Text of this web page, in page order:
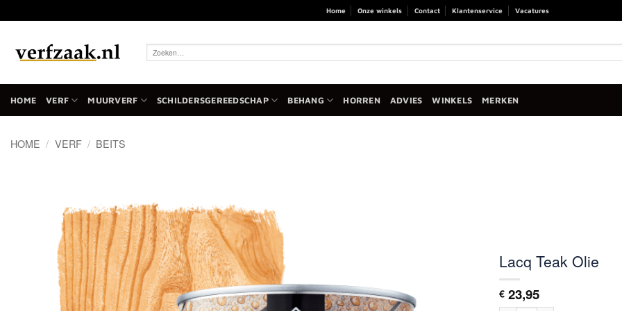
naar
Home Onze winkels Contact Klantenservice Vacatures
Zoeken
naar:
HOME VERF MUURVERF SCHILDERSGEREEDSCHAP BEHANG HORREN ADVIES WINKELS MERKEN
HOME / VERF / BEITS
Lacq Teak Olie
€ 23,95